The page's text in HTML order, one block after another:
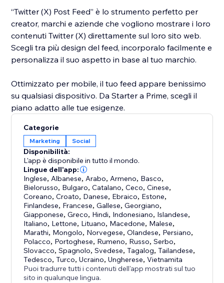
“Twitter (X) Post Feed” è lo strumento perfetto per
creator, marchi e aziende che vogliono mostrare i loro
contenuti Twitter (X) direttamente sul loro sito web.
Scegli tra più design del feed, incorporalo facilmente e
personalizza il suo aspetto in base al tuo marchio.
Ottimizzato per mobile, il tuo feed appare benissimo
su qualsiasi dispositivo. Da Starter a Prime, scegli il
piano adatto alle tue esigenze.
Categorie
Marketing Social
Disponibilità:
L'app è disponibile in tutto il mondo.
Lingue dell'app:
Inglese, Albanese, Arabo, Armeno, Basco,
Bielorusso, Bulgaro,Catalano,Ceco,Cinese,
Coreano,Croato, Danese, Ebraico, Estone,
Finlandese, Francese,Gallese,Georgiano,
Giapponese,Greco, Hindi, Indonesiano, Islandese,
Italiano, Lettone, Lituano, Macedone, Malese,
Marathi, Mongolo, Norvegese,Olandese, Persiano,
Polacco, Portoghese, Rumeno, Russo,Serbo,
Slovacco,Spagnolo,Svedese,Tagalog,Tailandese,
Tedesco,Turco,Ucraino,Ungherese,Vietnamita
Puoi tradurre tutti i contenuti dell'app mostrati sul tuo
sito in qualunque lingua.